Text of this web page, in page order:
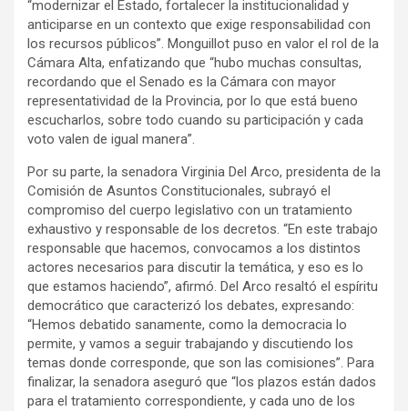
“modernizar el Estado, fortalecer la institucionalidad y
anticiparse en un contexto que exige responsabilidad con
los recursos públicos”. Monguillot puso en valor el rol de la
Cámara Alta, enfatizando que “hubo muchas consultas,
recordando que el Senado es la Cámara con mayor
representatividad de la Provincia, por lo que está bueno
escucharlos, sobre todo cuando su participación y cada
voto valen de igual manera”.
Por su parte, la senadora Virginia Del Arco, presidenta de la
Comisión de Asuntos Constitucionales, subrayó el
compromiso del cuerpo legislativo con un tratamiento
exhaustivo y responsable de los decretos. “En este trabajo
responsable que hacemos, convocamos a los distintos
actores necesarios para discutir la temática, y eso es lo
que estamos haciendo”, afirmó. Del Arco resaltó el espíritu
democrático que caracterizó los debates, expresando:
“Hemos debatido sanamente, como la democracia lo
permite, y vamos a seguir trabajando y discutiendo los
temas donde corresponde, que son las comisiones”. Para
finalizar, la senadora aseguró que “los plazos están dados
para el tratamiento correspondiente, y cada uno de los